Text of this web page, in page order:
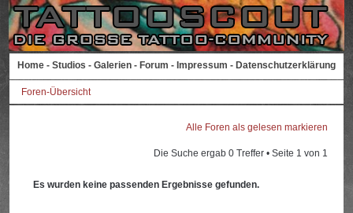
Home - Studios - Galerien - Forum - Impressum - Datenschutzerklärung
Foren-Übersicht
Alle Foren als gelesen markieren
Die Suche ergab 0 Treffer • Seite 1 von 1
Es wurden keine passenden Ergebnisse gefunden.